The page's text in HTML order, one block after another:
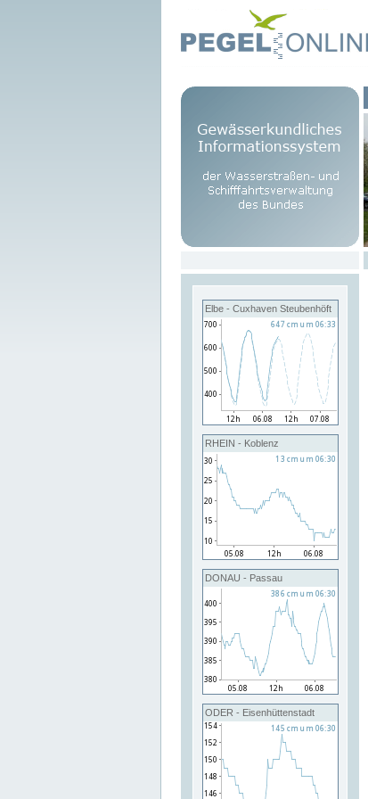
Elbe - Cuxhaven Steubenhöft
RHEIN - Koblenz
DONAU - Passau
ODER - Eisenhüttenstadt